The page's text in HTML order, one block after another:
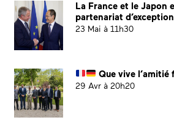
La France et le Japon
partenariat d’exception
23 Mai à 11h30
Que vive l’amitié
29 Avr à 20h20